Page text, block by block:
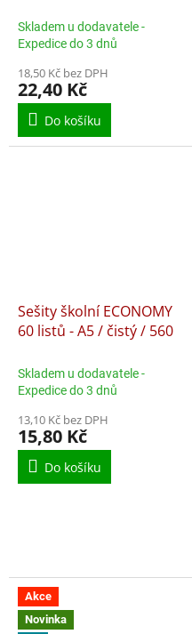
Skladem u dodavatele -
Expedice do 3 dnů
18,50 Kč bez DPH
22,40 Kč
Do košíku
Sešity školní ECONOMY
60 listů - A5 / čistý / 560
Skladem u dodavatele -
Expedice do 3 dnů
13,10 Kč bez DPH
15,80 Kč
Do košíku
Akce
Novinka